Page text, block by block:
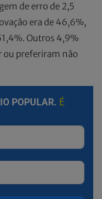
de erro de 2,5
era de 46,6%,
Outros 4,9%
ou preferiram não
POPULAR. É